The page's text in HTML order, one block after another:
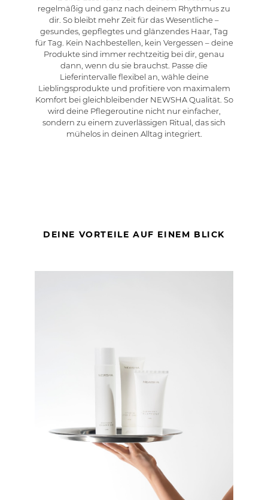
Dynamische Locken
Ausbalancierte Kopfhaut
regelmäßig und ganz nach deinem Rhythmus zu
dir. So bleibt mehr Zeit für das Wesentliche –
gesundes, gepflegtes und glänzendes Haar, Tag
für Tag. Kein Nachbestellen, kein Vergessen – deine
Produkte sind immer rechtzeitig bei dir, genau
dann, wenn du sie brauchst. Passe die
Lieferintervalle flexibel an, wähle deine
Lieblingsprodukte und profitiere von maximalem
Komfort bei gleichbleibender NEWSHA Qualität. So
wird deine Pflegeroutine nicht nur einfacher,
sondern zu einem zuverlässigen Ritual, das sich
mühelos in deinen Alltag integriert.
DEINE VORTEILE AUF EINEM BLICK